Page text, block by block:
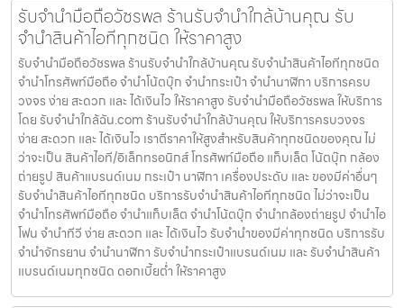
รับจำนำมือถือวัชรพล ร้านรับจำนำใกล้บ้านคุณ รับ
จำนำสินค้าไอทีทุกชนิด ให้ราคาสูง
รับจำนำมือถือวัชรพล ร้านรับจำนำใกล้บ้านคุณ รับจำนำสินค้าไอทีทุกชนิด
จำนำโทรศัพท์มือถือ จำนำโน้ตบุ๊ก จำนำกระเป๋า จำนำนาฬิกา บริการครบ
วงจร ง่าย สะดวก และ ได้เงินไว ให้ราคาสูง รับจำนำมือถือวัชรพล ให้บริการ
โดย รับจํานําใกล้ฉัน.com ร้านรับจำนำใกล้บ้านคุณ ให้บริการครบวงจร
ง่าย สะดวก และ ได้เงินไว เราตีราคาให้สูงสำหรับสินค้าทุกชนิดของคุณ ไม่
ว่าจะเป็น สินค้าไอที/อิเล็กทรอนิกส์ โทรศัพท์มือถือ แท็บเล็ต โน้ตบุ๊ก กล้อง
ถ่ายรูป สินค้าแบรนด์เนม กระเป๋า นาฬิกา เครื่องประดับ และ ของมีค่าอื่นๆ
รับจำนำสินค้าไอทีทุกชนิด บริการรับจำนำสินค้าไอทีทุกชนิด ไม่ว่าจะเป็น
จำนำโทรศัพท์มือถือ จำนำแท็บเล็ต จำนำโน้ตบุ๊ก จำนำกล้องถ่ายรูป จำนำไอ
โฟน จำนำทีวี ง่าย สะดวก และ ได้เงินไว รับจำนำของมีค่าทุกชนิด บริการรับ
จำนำจักรยาน จำนำนาฬิกา รับจำนำกระเป๋าแบรนด์เนม และ รับจำนำสินค้า
แบรนด์เนมทุกชนิด ดอกเบี้ยต่ำ ให้ราคาสูง